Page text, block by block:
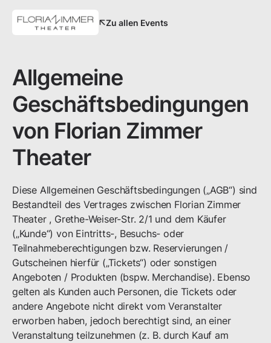
Zu allen Events
Allgemeine
Geschäftsbedingungen
von Florian Zimmer
Theater
Diese Allgemeinen Geschäftsbedingungen („AGB“) sind
Bestandteil des Vertrages zwischen Florian Zimmer
Theater , Grethe-Weiser-Str. 2/1 und dem Käufer
(„Kunde“) von Eintritts-, Besuchs- oder
Teilnahmeberechtigungen bzw. Reservierungen /
Gutscheinen hierfür („Tickets“) oder sonstigen
Angeboten / Produkten (bspw. Merchandise). Ebenso
gelten als Kunden auch Personen, die Tickets oder
andere Angebote nicht direkt vom Veranstalter
erworben haben, jedoch berechtigt sind, an einer
Veranstaltung teilzunehmen (z. B. durch Kauf am